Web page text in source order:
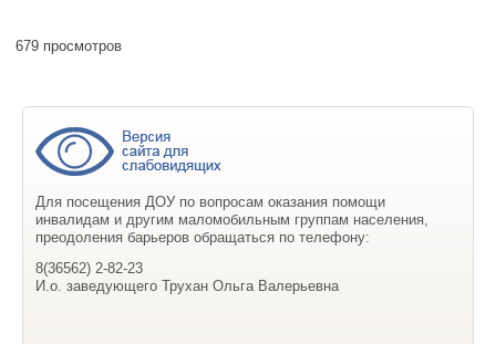
679 просмотров
Для посещения ДОУ по вопросам оказания помощи
инвалидам и другим маломобильным группам населения,
преодоления барьеров обращаться по телефону:
8(36562) 2-82-23
И.о. заведующего Трухан Ольга Валерьевна